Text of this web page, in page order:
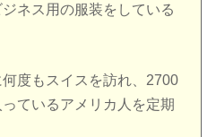
ネス用の服装をしている
度もスイスを訪れ、2700
ているアメリカ人を定期